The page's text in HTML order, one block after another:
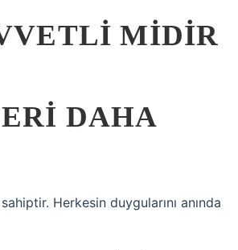
MIDIR
DAHA
Herkesin duygularını anında